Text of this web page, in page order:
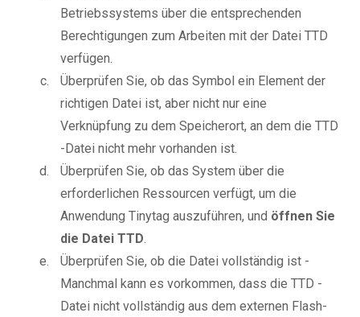
Betriebssystems über die entsprechenden
Berechtigungen zum Arbeiten mit der Datei TTD
verfügen.
Überprüfen Sie, ob das Symbol ein Element der
richtigen Datei ist, aber nicht nur eine
Verknüpfung zu dem Speicherort, an dem die TTD
-Datei nicht mehr vorhanden ist.
Überprüfen Sie, ob das System über die
erforderlichen Ressourcen verfügt, um die
Anwendung Tinytag auszuführen, und öffnen Sie
die Datei TTD.
Überprüfen Sie, ob die Datei vollständig ist -
Manchmal kann es vorkommen, dass die TTD -
Datei nicht vollständig aus dem externen Flash-